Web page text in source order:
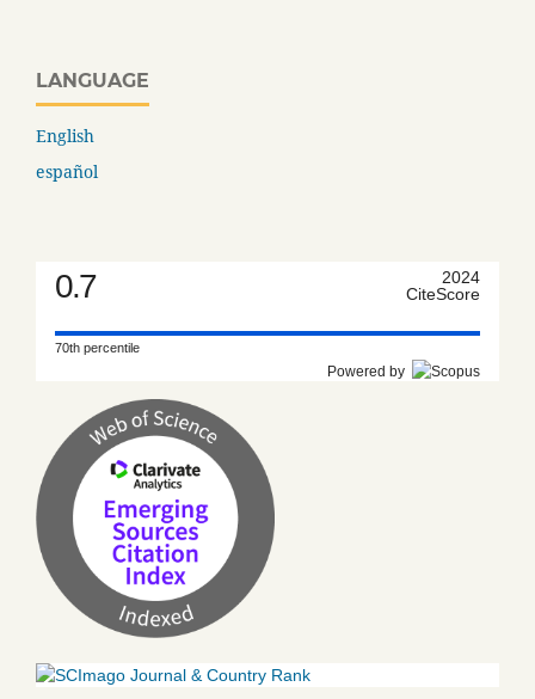
LANGUAGE
English
español
0.7
2024
CiteScore
70th percentile
Powered by